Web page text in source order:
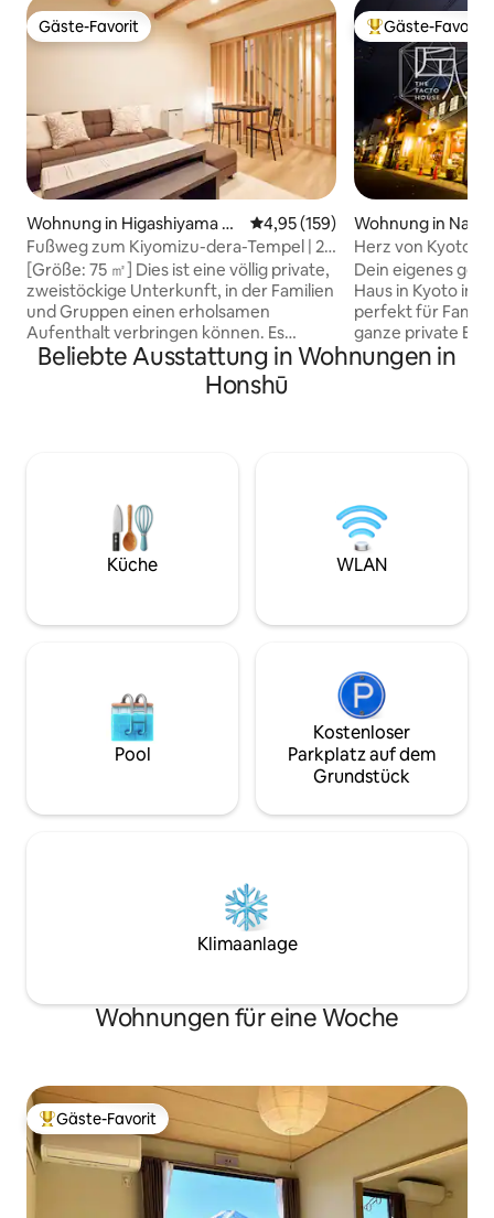
Gäste-Favorit
Gäste-Favorit
Wohnung in Higashiyama W
ard, Kyoto
Durchschnittliche Bewertung:
4,95 (159)
Fußweg zum Kiyomizu-dera-Tempel | 2-
Zimmer-Wohnung (2LDK) mit 75 m², neu
gebaut, im Stil eines Kyoto-Machiya |
10 Minuten zu Fuß zur Station Gion-Shijō
| Direktverbindung mit dem Bus zur
Station Kyoto
[Größe: 75 ㎡] Dies ist eine völlig private,
zweistöckige Unterkunft, in der Familien
und Gruppen einen erholsamen
Aufenthalt verbringen können. Es
handelt sich um ein Holzgebäude aus
dem Jahr 2025, das die Atmosphäre
eines traditionellen Stadthauses in Kyoto
dafür eignet, an klaren Tagen draußen
zu frühstücken. Kostenloses WLAN
Shampoo, Spülung, Duschgel und
privaten Parkplätze. 1. Stock TV,
Induktionsherd, Kühlschrank,
Mikrowelle, Wasserkocher, Kochgeschirr
und Geschirr ・Waschraum,
Badezimmer Waschmaschine mit
Aschenbecher 1. Obergeschoß
* Futon-Matratzen werden für 5 oder
mehr Gäste bereitgestellt. *Es gibt
insgesamt zwei Badezimmer im 1. und 2.
Stock und ein Badezimmer im 1. Stock.
Beliebter Gäste-
Gäste-Favorit
Wohnung in
Kyoto-shi
Herz von Kyoto｜
Schlafplätze für 6
Dein eigenes
Haus in Kyoto im
perfekt für Familien. Genieße
ganze private
Aufzug, nur 10
Kyoto entfernt. In der Nähe von Nishiki
hochwertiger
Bed, einer
Marke, der
sind ein lokales
Beliebte Ausstattung in Wohnungen in
Honshū
Küche WLAN
Pool
Kostenloser
Parkplatz auf dem
Grundstück
Klimaanlage
Wohnungen für eine Woche
Beliebter Gäste-Favorit.
Gäste-Favorit